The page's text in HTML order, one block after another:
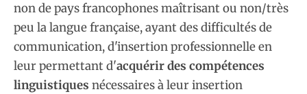
non de pays francophones maîtrisant ou non/très
peu la langue française, ayant des difficultés de
communication, d'insertion professionnelle en
leur permettant d'acquérir des compétences
linguistiques nécessaires à leur insertion